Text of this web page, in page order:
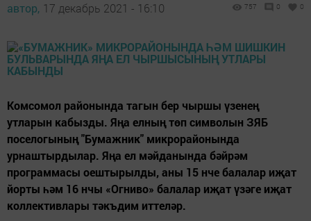
автор, 17 декабрь 2021 - 16:10 757 0 0
Комсомол районында тагын бер чыршы үзенең
утларын кабызды. Яңа елның төп символын ЗЯБ
поселогының "Бумажник" микрорайонында
урнаштырдылар. Яңа ел мәйданында бәйрәм
программасы оештырылды, аны 15 нче балалар иҗат
йорты һәм 16 нчы «Огниво» балалар иҗат үзәге иҗат
коллективлары тәкъдим иттеләр.